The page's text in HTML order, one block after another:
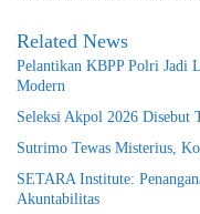
Related News
Pelantikan KBPP Polri Jadi
Modern
Seleksi Akpol 2026 Disebut
Sutrimo Tewas Misterius,
SETARA Institute:
Akuntabilitas